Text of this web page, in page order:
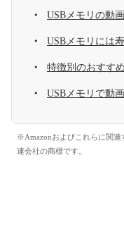
USBメモリの動
USBメモリには
特徴別のおすす
USBメモリで動
※Amazonおよびこれらに関連
連会社の商標です。